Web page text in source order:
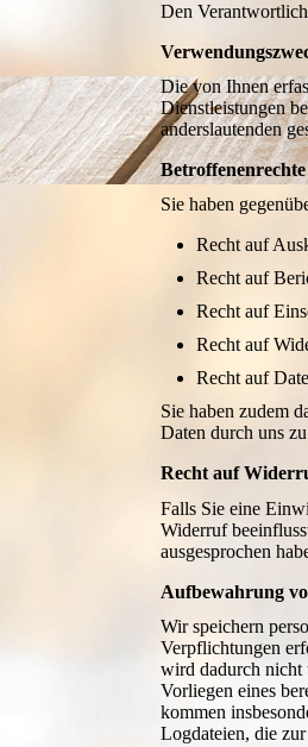
Den
Die von Ihnen
Dienstleistungen
anderslautenden
Betroffenenrechte
Sie haben
Recht auf
Recht auf
Recht auf
Recht auf
Recht auf
Sie haben zudem
Daten durch uns
Recht auf
Falls Sie eine
Widerruf
ausgesprochen
Aufbewahrung
Wir speichern
Verpflichtungen
wird dadurch nicht
Vorliegen eines
kommen
Logdateien, die